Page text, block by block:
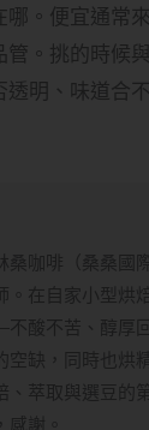
哪。便宜通常
管。挑的時候
明、味道合不